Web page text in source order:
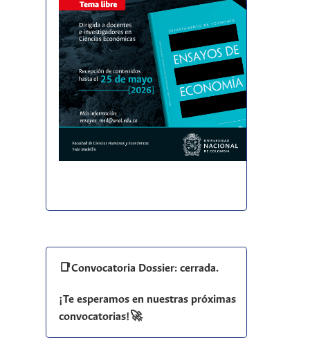
📑Convocatoria Dossier: cerrada.
¡Te esperamos en nuestras próximas
convocatorias!🚀